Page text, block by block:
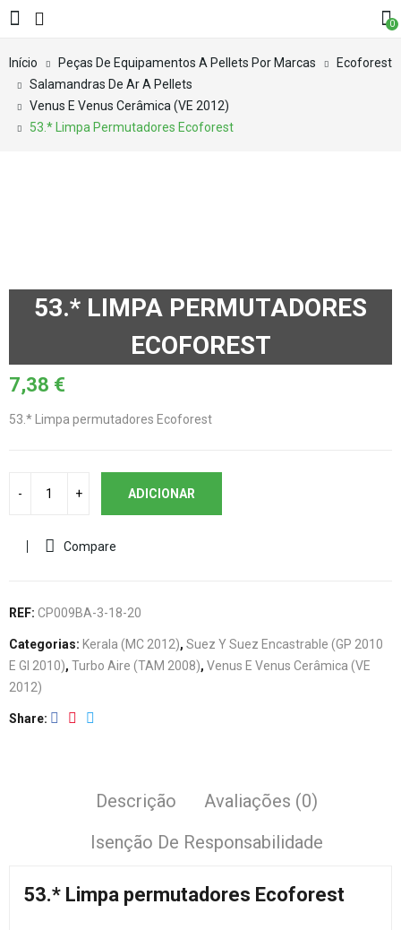
0
Início Peças De Equipamentos A Pellets Por Marcas
Ecoforest
Salamandras De Ar A Pellets
Venus E Venus Cerâmica (VE 2012)
53.* Limpa Permutadores Ecoforest
53.* LIMPA PERMUTADORES
ECOFOREST
7,38 €
53.* Limpa permutadores Ecoforest
ADICIONAR
Compare
REF: CP009BA-3-18-20
Categorias: Kerala (MC 2012), Suez Y Suez Encastrable (GP 2010
E GI 2010), Turbo Aire (TAM 2008), Venus E Venus Cerâmica (VE
2012)
Share
Descrição
Avaliações (0)
Isenção De Responsabilidade
53.* Limpa permutadores Ecoforest